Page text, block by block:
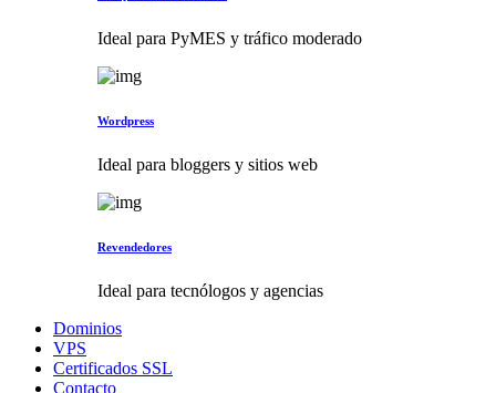
Ideal para PyMES y tráfico moderado
Wordpress
Ideal para bloggers y sitios web
Revendedores
Ideal para tecnólogos y agencias
Dominios
VPS
Certificados SSL
Contacto